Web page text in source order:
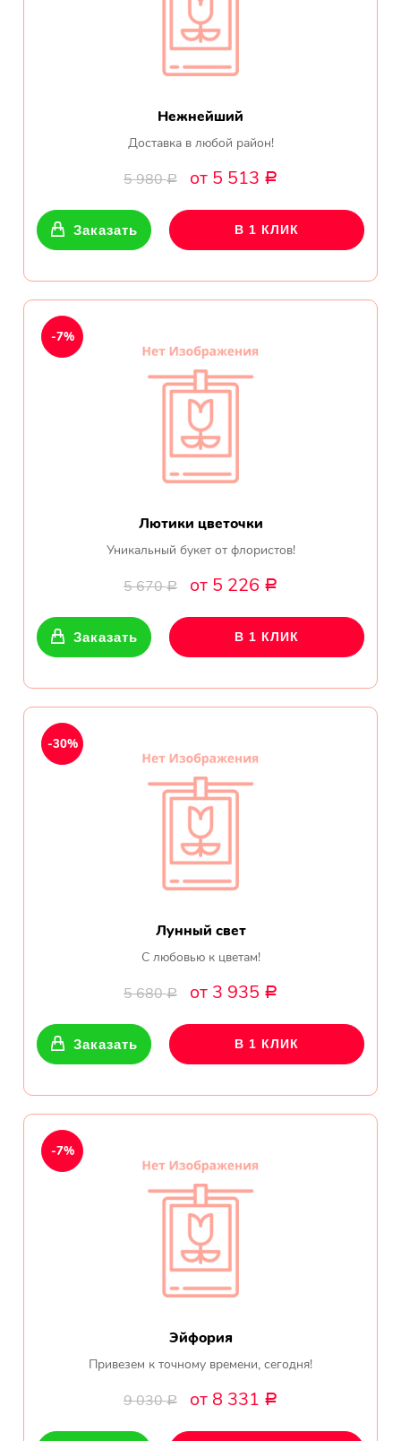
Нежнейший
Доставка в любой район!
5 980Р от 5 513 Р
Заказать В 1 КЛИК
Лютики цветочки
Уникальный букет от флористов!
5 670Р от 5 226 Р
-7%
Заказать В 1 КЛИК
Лунный свет
С любовью к цветам!
5 680Р от 3 935 Р
-30%
Заказать В 1 КЛИК
Эйфория
Привезем к точному времени, сегодня!
9 030Р от 8 331 Р
-7%